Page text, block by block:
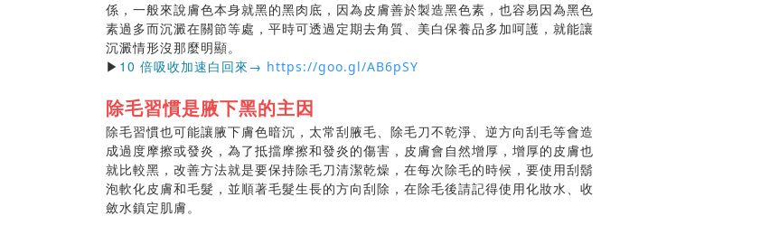
係，一般來說膚色本身就黑的黑肉底，因為皮膚善於製造黑色素，也容易因為黑色
素過多而沉澱在關節等處，平時可透過定期去角質、美白保養品多加呵護，就能讓
沉澱情形沒那麼明顯。
▶ 10 倍吸收加速白回來→ https://goo.gl/AB6pSY
除毛習慣是腋下黑的主因
除毛習慣也可能讓腋下膚色暗沉，太常刮腋毛、除毛刀不乾淨、逆方向刮毛等會造
成過度摩擦或發炎，為了抵擋摩擦和發炎的傷害，皮膚會自然增厚，增厚的皮膚也
就比較黑，改善方法就是要保持除毛刀清潔乾燥，在每次除毛的時候，要使用刮鬍
泡軟化皮膚和毛髮，並順著毛髮生長的方向刮除，在除毛後請記得使用化妝水、收
斂水鎮定肌膚。